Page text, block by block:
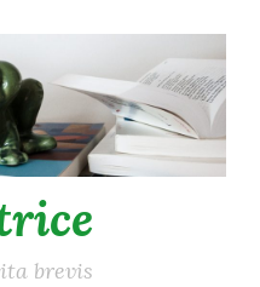
brevis